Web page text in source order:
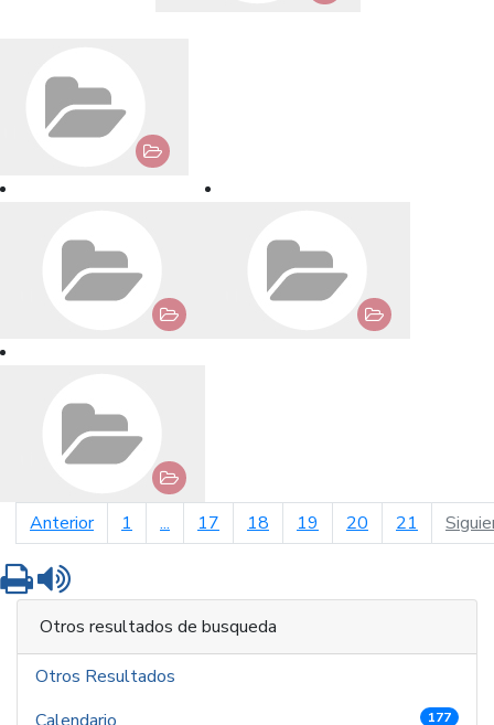
Anteriorpágina anterior
1 ... 17 18 19 20 21
Imprimir
Otros resultados de busqueda
Otros Resultados
177